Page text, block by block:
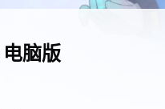
电脑版